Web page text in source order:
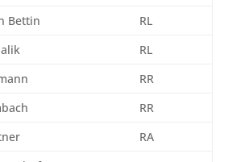
Bettin
RL
RL
RR
RR
RA